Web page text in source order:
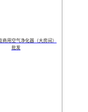
商用空气净化器（大房间）
批发